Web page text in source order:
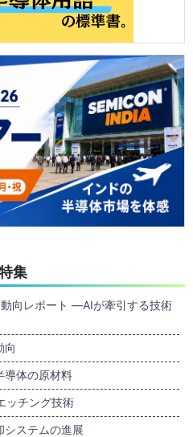
集
向レポート ―AIが牽引する技術
向
導体の原材料
ッチング技術
システムの進展